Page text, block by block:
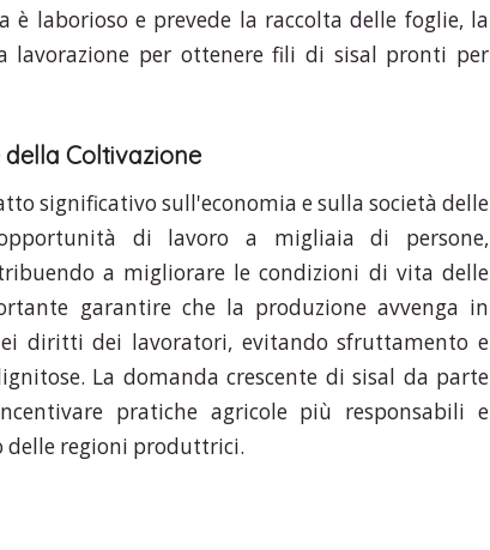
è laborioso e prevede la raccolta delle foglie, la
lavorazione per ottenere fili di sisal pronti per
Coltivazione
significativo sull'economia e sulla società delle
di lavoro a migliaia di persone,
a migliorare le condizioni di vita delle
garantire che la produzione avvenga in
diritti dei lavoratori, evitando sfruttamento e
La domanda crescente di sisal da parte
pratiche agricole più responsabili e
delle regioni produttrici.